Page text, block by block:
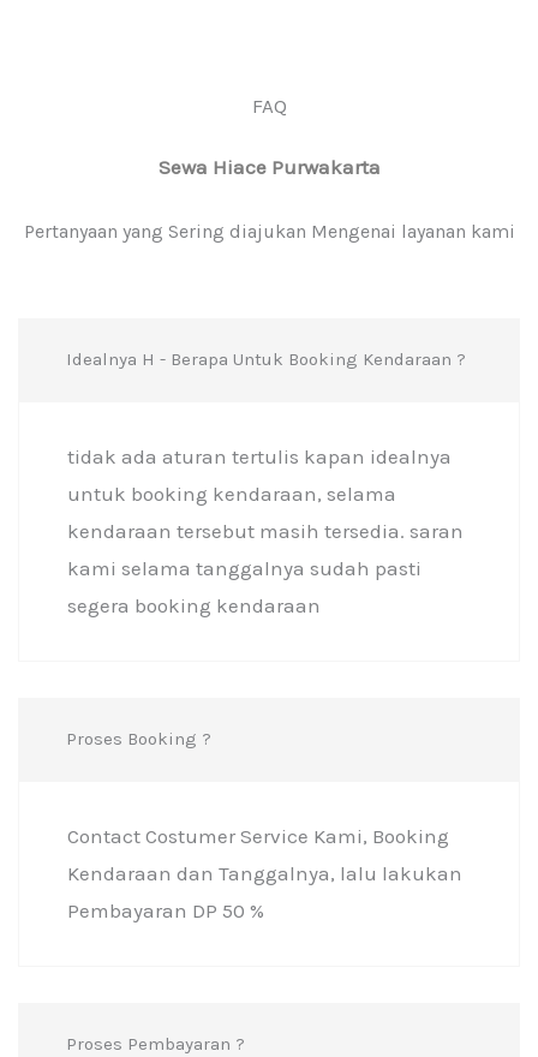
FAQ
Sewa Hiace Purwakarta
Pertanyaan yang Sering diajukan Mengenai layanan kami
Idealnya H - Berapa Untuk Booking Kendaraan ?
tidak ada aturan tertulis kapan idealnya
untuk booking kendaraan, selama
kendaraan tersebut masih tersedia. saran
kami selama tanggalnya sudah pasti
segera booking kendaraan
Proses Booking ?
Contact Costumer Service Kami, Booking
Kendaraan dan Tanggalnya, lalu lakukan
Pembayaran DP 50 %
Proses Pembayaran ?